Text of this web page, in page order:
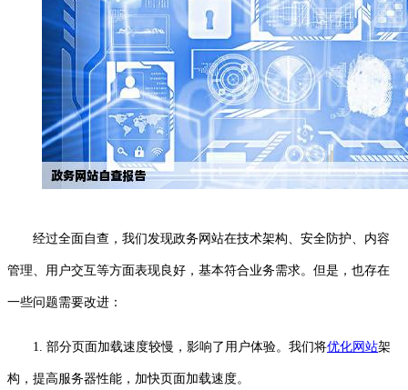
经过全面自查，我们发现政务网站在技术架构、安全防护、内容
管理、用户交互等方面表现良好，基本符合业务需求。但是，也存在
一些问题需要改进：
1. 部分页面加载速度较慢，影响了用户体验。我们将优化网站架
构，提高服务器性能，加快页面加载速度。